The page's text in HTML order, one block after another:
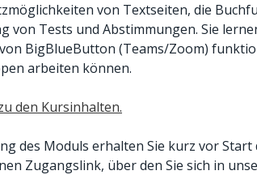
von Textseiten, die
von Tests und Abstimmungen. Sie
BigBlueButton (Teams/Zoom)
arbeiten können.
den Kursinhalten.
des Moduls erhalten Sie kurz vor Start
Zugangslink, über den Sie sich in